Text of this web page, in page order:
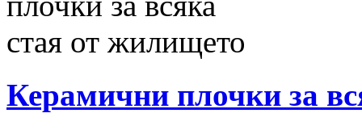
Керамични плочки за